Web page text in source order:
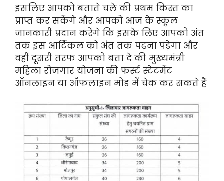
इसलिए आपको बताते चले की प्रथम किस्त का
प्राप्त कर सकेंगे और आपको आज के स्कूल
जानकारी प्रदान करेंगे कि इसके लिए आपको अंत
तक इस आर्टिकल को अंत तक पढ़ना पड़ेगा और
वहीं दूसरी तरफ आपको बता दे की मुख्यमंत्री
महिला रोजगार योजना की फर्स्ट स्टेटमेंट
ऑनलाइन या ऑफलाइन मोड में चेक कर सकते हैं